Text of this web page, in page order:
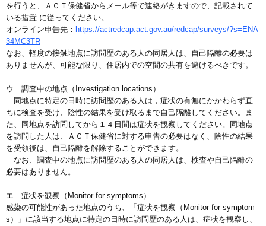
を行うと、ＡＣＴ保健省からメール等で連絡がきますので、記載されて
いる措置 に従ってください。
オンライン申告先： https://actredcap.act.gov.au/redcap/surveys/?s=ENA
34MC3TR
なお、軽度の接触地点に訪問歴のある人の同居人は、自己隔離の必要は
ありませんが、可能な限り、住居内での空間の共有を避けるべきです。
ウ 調査中の地点（Investigation locations）
同地点に特定の日時に訪問歴のある人は，症状の有無にかかわらず直
ちに検査を受け、陰性の結果を受け取るまで自己隔離してください。ま
た、同地点を訪問してから１４日間は症状を観察してください。同地点
を訪問した人は、ＡＣＴ保健省に対する申告の必要はなく、陰性の結果
を受領後は、自己隔離を解除することができます。
なお、調査中の地点に訪問歴のある人の同居人は、検査や自己隔離の
必要はありません。
エ 症状を観察（Monitor for symptoms）
感染の可能性があった地点のうち、「症状を観察（Monitor for symptom
s）」に該当する地点に特定の日時に訪問歴のある人は、症状を観察し、